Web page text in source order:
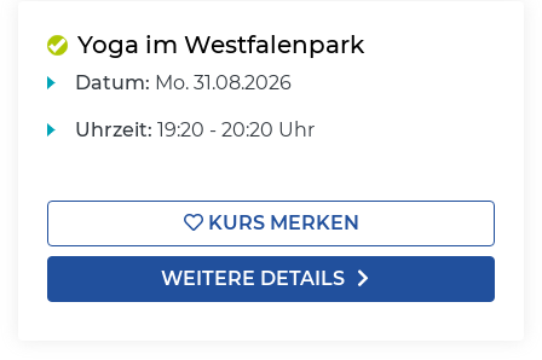
Yoga im Westfalenpark
Datum: Mo. 31.08.2026
Uhrzeit: 19:20 - 20:20 Uhr
KURS MERKEN
WEITERE DETAILS